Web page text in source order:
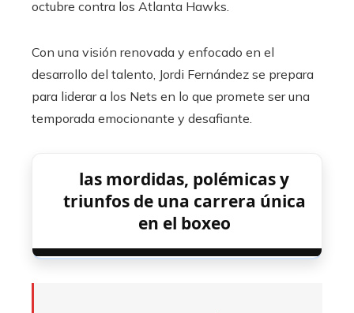
octubre contra los Atlanta Hawks.
Con una visión renovada y enfocado en el
desarrollo del talento, Jordi Fernández se prepara
para liderar a los Nets en lo que promete ser una
temporada emocionante y desafiante.
las mordidas, polémicas y
triunfos de una carrera única
en el boxeo